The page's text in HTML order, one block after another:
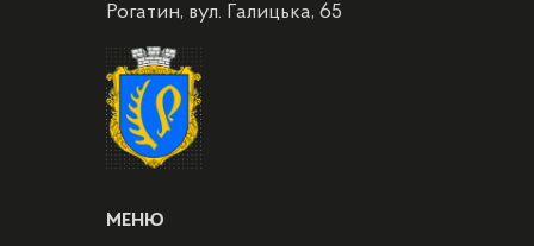
Рогатин, вул. Галицька, 65
МЕНЮ